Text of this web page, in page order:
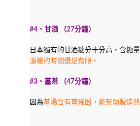
#4 、甘酒 （27分鐘）
日本獨有的甘酒糖分十分高，含糖
溫暖的時間還是有限。
#3 、薑茶 （47分鐘）
因為薑湯含有薑烯酚，能幫助製造熱